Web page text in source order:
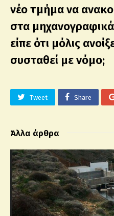
νέο τμήμα να
στα
είπε ότι μόλις
συσταθεί με νόμο;
Tweet Share
Άλλα άρθρα